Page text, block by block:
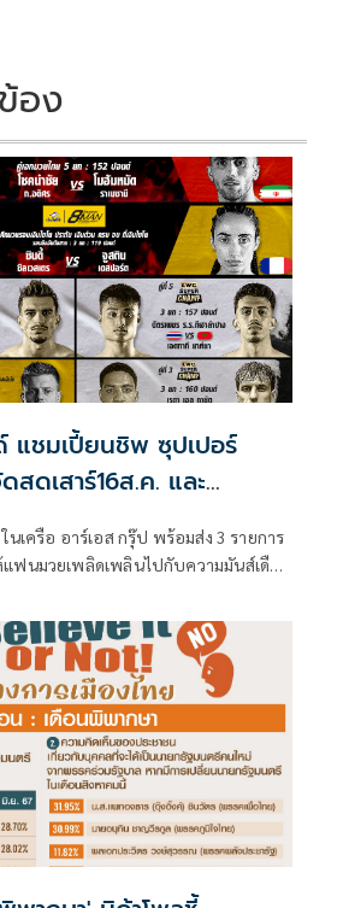
อง
แชมเปี้ยนชิพ ซุปเปอร์
ดเสาร์16ส.ค. และ
เครือ อาร์เอส กรุ๊ป พร้อมส่ง 3 รายการ
ฟนมวยเพลิดเพลินไปกับความมันส์เดือด
SUPER CHAMP (ลุมพินีเวิลด์
แชมป์) เวลา 17.30 น. และวันอาทิตย์ที่
ร มวยดีวิถีไทย เวลา 12.30 น. และ
เวลา 18.00 น. ใครชอบความ
ฟนๆสามารถติดตามความสนุกดังนี้